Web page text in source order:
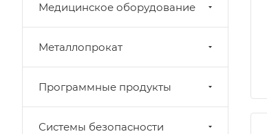
Медицинское оборудование
Металлопрокат
Программные продукты
Системы безопасности